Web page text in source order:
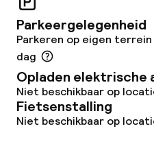
Kleine huisdieren
dan de 5 kg)
Grote huisdieren
dan 5 kg)
Parkeergelegenheid
Parkeren op eigen
dag
Opladen elektrische
Niet beschikbaar op
Fietsenstalling
Niet beschikbaar op